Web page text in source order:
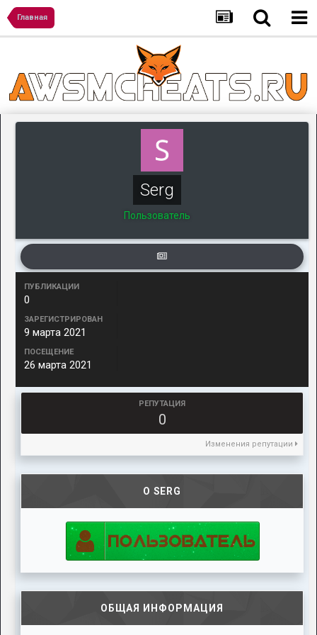
Главная
Serg
Пользователь
ПУБЛИКАЦИИ
0
ЗАРЕГИСТРИРОВАН
9 марта 2021
ПОСЕЩЕНИЕ
26 марта 2021
РЕПУТАЦИЯ
0
Изменения репутации
О SERG
ОБЩАЯ ИНФОРМАЦИЯ